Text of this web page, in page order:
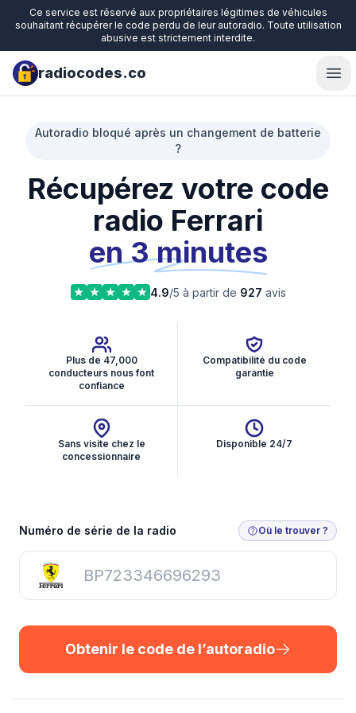
Ce service est réservé aux propriétaires légitimes de véhicules
souhaitant récupérer le code perdu de leur autoradio. Toute utilisation
abusive est strictement interdite.
radiocodes.co
Autoradio bloqué après un changement de batterie
?
Récupérez votre code
radio Ferrari
en 3 minutes
4.9/5 à partir de 927 avis
Plus de 47,000
conducteurs nous font
confiance
Compatibilité du code
garantie
Sans visite chez le
concessionnaire
Disponible 24/7
Obtenir le code de l’autoradio
Numéro de série de la radio Où le trouver ?
Obtenir le code de l’autoradio